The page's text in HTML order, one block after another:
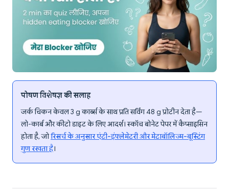
पोषण विशेषज्ञ की सलाह
जर्क चिकन केवल 3 g कार्ब्स के साथ प्रति सर्विंग 48 g प्रोटीन देता है—
लो-कार्ब और कीटो डाइट के लिए आदर्श। स्कॉच बोनेट पेपर में कैप्साइसिन
होता है, जोरिसर्च के अनुसार एंटी-इंफ्लेमेटरी और मेटाबॉलिज्म-बूस्टिंग
गुण रखता है।